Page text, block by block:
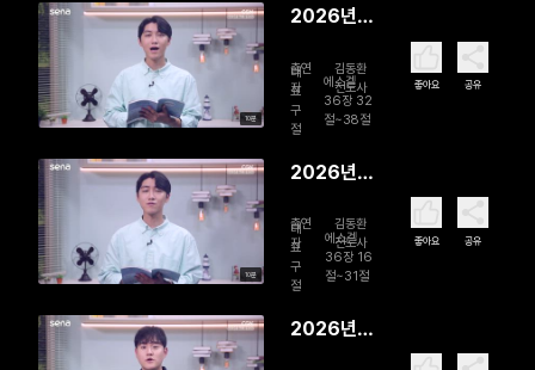
10분
2026년
일 함께 걸
으시는 주
님
출연
자
김동환
전도사
대
표
구
절
에스겔
36장 32
절~38절
좋아요 공유
10분
2026년
일 영혼 리
모델링
출연
자
김동환
전도사
대
표
구
절
에스겔
36장 16
절~31절
좋아요 공유
2026년